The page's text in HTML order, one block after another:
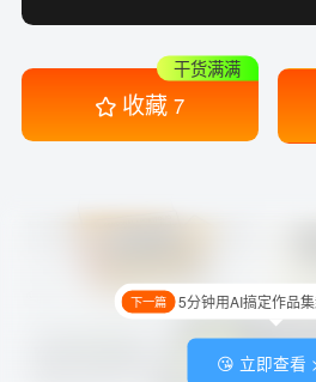
收藏 7
干货满满
😘 立即查看
下一篇 5分钟用AI搞定作品集封面不糊